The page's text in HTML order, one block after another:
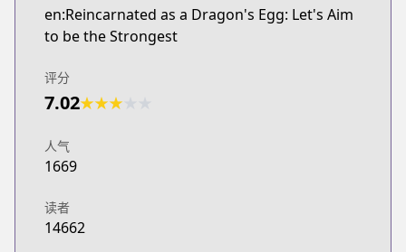
en:Reincarnated as a Dragon's Egg: Let's Aim
to be the Strongest
评分
7.02★★★
人气
1669
读者
14662